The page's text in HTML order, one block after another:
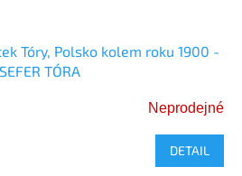
Tóry, Polsko kolem roku 1900 -
SEFER TÓRA
Neprodejné
DETAIL